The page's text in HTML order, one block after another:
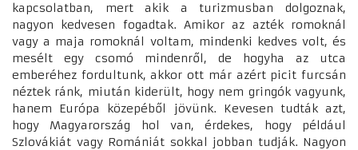
kapcsolatban, mert akik a turizmusban dolgoznak,
nagyon kedvesen fogadtak. Amikor az azték romoknál
vagy a maja romoknál voltam, mindenki kedves volt, és
mesélt egy csomó mindenről, de hogyha az utca
emberéhez fordultunk, akkor ott már azért picit furcsán
néztek ránk, miután kiderült, hogy nem gringók vagyunk,
hanem Európa közepéből jövünk. Kevesen tudták azt,
hogy Magyarország hol van, érdekes, hogy például
Szlovákiát vagy Romániát sokkal jobban tudják. Nagyon